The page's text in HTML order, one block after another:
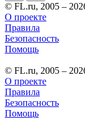
© FL.ru, 2005 –
О проекте
Правила
Безопасность
Помощь
© FL.ru, 2005 –
О проекте
Правила
Безопасность
Помощь